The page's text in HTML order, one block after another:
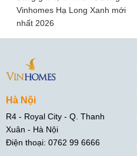
Vinhomes Hạ Long Xanh mới
nhất 2026
Hà Nội
R4 - Royal City - Q. Thanh
Xuân - Hà Nội
Điện thoại: 0762 99 6666